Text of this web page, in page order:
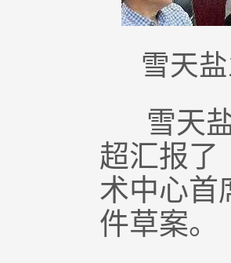
雪天
雪天盐
超汇报了
术中心首
件草案。